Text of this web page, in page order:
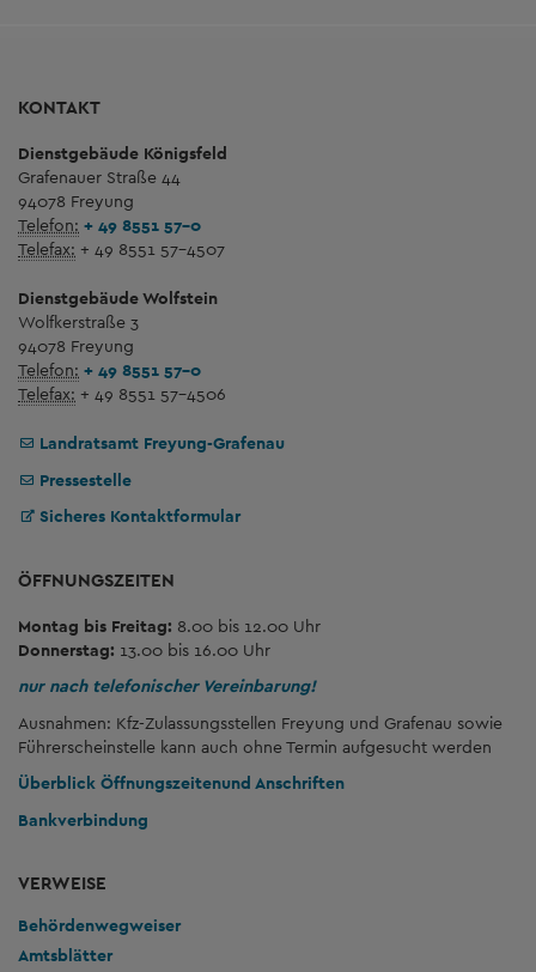
KONTAKT
Dienstgebäude Königsfeld
Grafenauer Straße 44
94078 Freyung
Telefon: + 49 8551 57-0
Telefax: + 49 8551 57-4507
Dienstgebäude Wolfstein
Wolfkerstraße 3
94078 Freyung
Telefon: + 49 8551 57-0
Telefax: + 49 8551 57-4506
Landratsamt Freyung-Grafenau
Pressestelle
Sicheres Kontaktformular
ÖFFNUNGSZEITEN
Montag bis Freitag: 8.00 bis 12.00 Uhr
Donnerstag: 13.00 bis 16.00 Uhr
nur nach telefonischer Vereinbarung!
Ausnahmen: Kfz-Zulassungsstellen Freyung und Grafenau sowie
Führerscheinstelle kann auch ohne Termin aufgesucht werden
Überblick Öffnungszeitenund Anschriften
Bankverbindung
VERWEISE
Behördenwegweiser
Amtsblätter